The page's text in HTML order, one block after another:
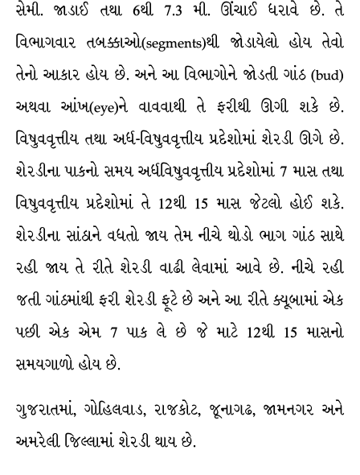
સેમી. જાડાઈ તથા 6થી 7.3 મી. ઊંચાઈ ધરાવે છે. તે
વિભાગવાર તબક્કાઓ(segments)થી જોડાયેલો હોય તેવો
તેનો આકાર હોય છે. અને આ વિભાગોને જોડતી ગાંઠ (bud)
અથવા આંખ(eye)ને વાવવાથી તે ફરીથી ઊગી શકે છે.
વિષુવવૃત્તીય તથા અર્ધ-વિષુવવૃત્તીય પ્રદેશોમાં શેરડી ઊગે છે.
શેરડીના પાકનો સમય અર્ધવિષુવવૃત્તીય પ્રદેશોમાં 7 માસ તથા
વિષુવવૃત્તીય પ્રદેશોમાં તે 12થી 15 માસ જેટલો હોઈ શકે.
શેરડીના સાંઠાને વધતો જાય તેમ નીચે થોડો ભાગ ગાંઠ સાથે
રહી જાય તે રીતે શેરડી વાઢી લેવામાં આવે છે. નીચે રહી
જતી ગાંઠમાંથી ફરી શેરડી ફૂટે છે અને આ રીતે ક્યૂબામાં એક
પછી એક એમ 7 પાક લે છે જે માટે 12થી 15 માસનો
સમયગાળો હોય છે.
ગુજરાતમાં, ગોહિલવાડ, રાજકોટ, જૂનાગઢ, જામનગર અને
અમરેલી જિલ્લામાં શેરડી થાય છે.